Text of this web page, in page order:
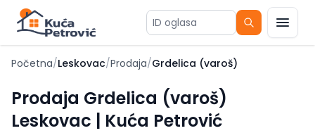
ID oglasa
Početna/Leskovac/Prodaja/Grdelica (varoš)
Prodaja Grdelica (varoš)
Leskovac | Kuća Petrović